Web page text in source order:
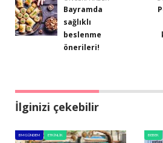
Bayramda
sağlıklı
beslenme
önerileri!
İlginizi çekebilir
BM GÜNDEM ETKINLIK BEBEK